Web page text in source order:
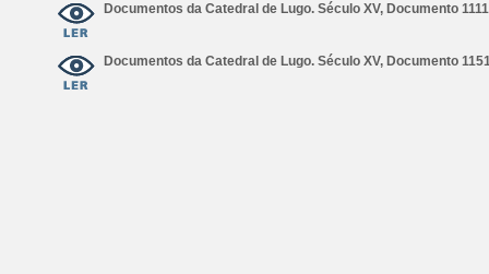
Documentos da Catedral de Lugo. Século XV, Documento
Documentos da Catedral de Lugo. Século XV, Documento